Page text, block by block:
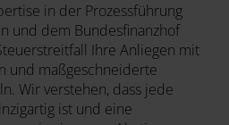
in der Prozessführung
und dem Bundesfinanzhof
Ihre Anliegen mit
und maßgeschneiderte
Wir verstehen, dass jede
ist und eine